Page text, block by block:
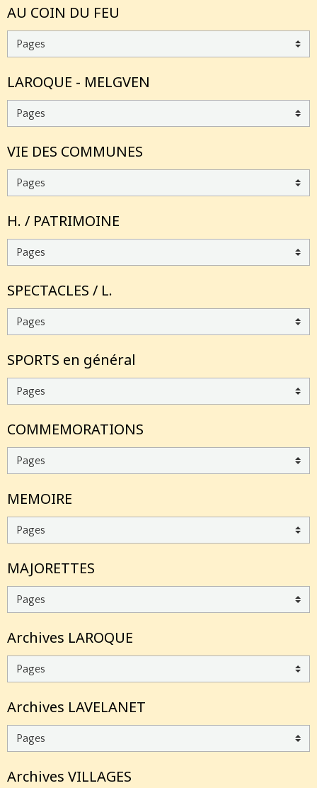
AU COIN DU FEU
LAROQUE - MELGVEN
VIE DES COMMUNES
H. / PATRIMOINE
SPECTACLES / L.
SPORTS en général
COMMEMORATIONS
MEMOIRE
MAJORETTES
Archives LAROQUE
Archives LAVELANET
Archives VILLAGES